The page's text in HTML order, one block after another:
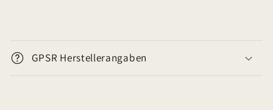
n
GPSR Herstellerangaben